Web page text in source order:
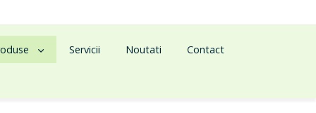
Servicii Noutati Contact